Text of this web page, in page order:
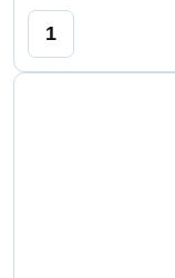
Användning
CAMO skruvfixturer
specialbits för optimal